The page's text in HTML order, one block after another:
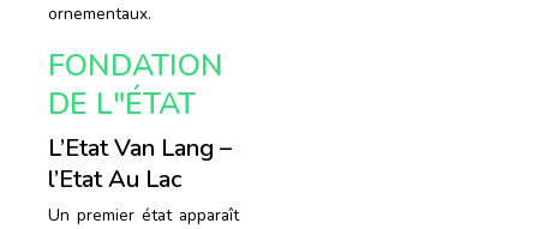
ornementaux.
FONDATION
DE L"ÉTAT
L’Etat Van Lang –
l’Etat Au Lac
Un premier état apparaît